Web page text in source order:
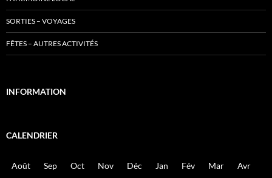
SORTIES – VOYAGES
FÊTES – AUTRES ACTIVITÉS
INFORMATION
CALENDRIER
Août Sep Oct Nov Déc Jan Fév Mar Avr